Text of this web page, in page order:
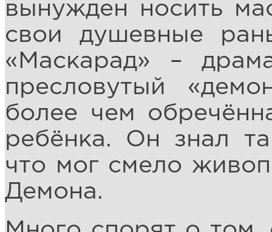
вынужден носить
свои душевные
«Маскарад» –
пресловутый
более чем
ребёнка. Он знал
что мог смело
Демона.